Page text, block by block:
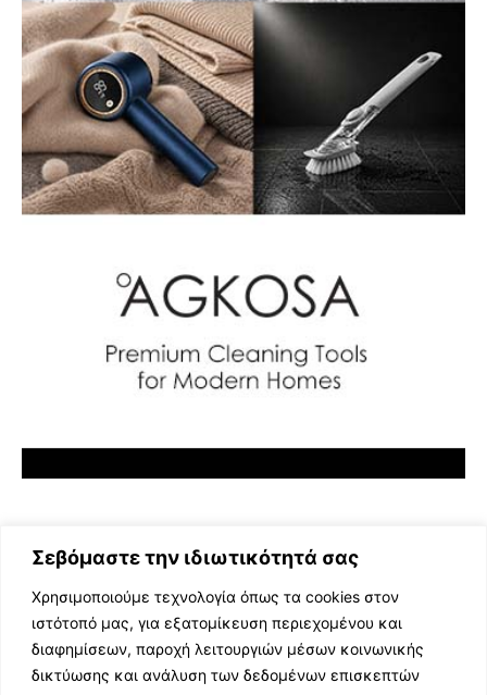
Σεβόμαστε την ιδιωτικότητά σας
Χρησιμοποιούμε τεχνολογία όπως τα cookies στον
ιστότοπό μας, για εξατομίκευση περιεχομένου και
διαφημίσεων, παροχή λειτουργιών μέσων κοινωνικής
δικτύωσης και ανάλυση των δεδομένων επισκεπτών
ΕΛΛΗΝΙΚΗ ΜΟΥΣΙΚΗ
TV SHOWS